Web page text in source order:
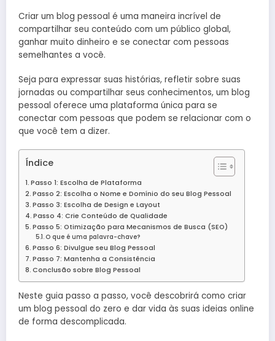
Criar um blog pessoal é uma maneira incrível de
compartilhar seu conteúdo com um público global,
ganhar muito dinheiro e se conectar com pessoas
semelhantes a você.
Seja para expressar suas histórias, refletir sobre suas
jornadas ou compartilhar seus conhecimentos, um blog
pessoal oferece uma plataforma única para se
conectar com pessoas que podem se relacionar com o
que você tem a dizer.
Índice
Passo 1: Escolha de Plataforma
Passo 2: Escolha o Nome e Domínio do seu Blog Pessoal
Passo 3: Escolha de Design e Layout
Passo 4: Crie Conteúdo de Qualidade
Passo 5: Otimização para Mecanismos de Busca (SEO)
O que é uma palavra-chave?
Passo 6: Divulgue seu Blog Pessoal
Passo 7: Mantenha a Consistência
Conclusão sobre Blog Pessoal
Neste guia passo a passo, você descobrirá como criar
um blog pessoal do zero e dar vida às suas ideias online
de forma descomplicada.